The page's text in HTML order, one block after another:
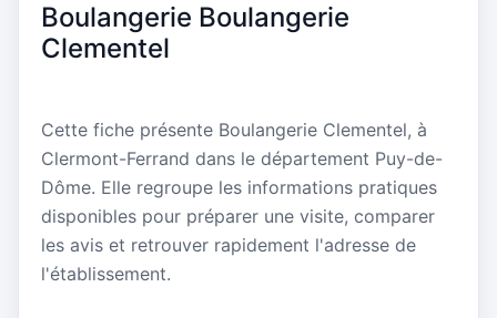
Boulangerie Boulangerie
Clementel
Cette fiche présente Boulangerie Clementel, à
Clermont-Ferrand dans le département Puy-de-
Dôme. Elle regroupe les informations pratiques
disponibles pour préparer une visite, comparer
les avis et retrouver rapidement l'adresse de
l'établissement.